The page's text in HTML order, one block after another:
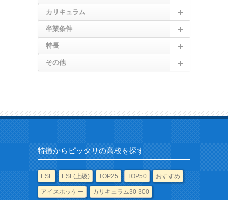
カリキュラム
卒業条件
特長
その他
特徴からピッタリの高校を探す
ESL ESL(上級) TOP25 TOP50 おすすめ
アイスホッケー カリキュラム30-300